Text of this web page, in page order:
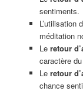
sentiments.
L’utilisation
méditation
Le retour
caractère
Le retour
chance